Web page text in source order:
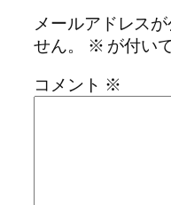
メールアドレス
せん。
※ が付い
コメント ※